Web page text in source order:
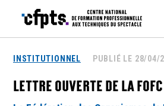
INSTITUTIONNEL PUBLIÉ LE 28/04/
LETTRE OUVERTE DE LA FOFC